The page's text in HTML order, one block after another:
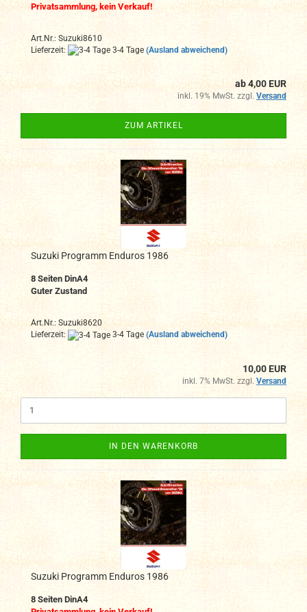
Privatsammlung, kein Verkauf!
Art.Nr.: Suzuki8610
Lieferzeit:
3-4 Tage (Ausland abweichend)
ab 4,00 EUR
inkl. 19% MwSt. zzgl. Versand
ZUM ARTIKEL
Suzuki Programm Enduros 1986
8 Seiten DinA4
Guter Zustand
Art.Nr.: Suzuki8620
Lieferzeit:
3-4 Tage (Ausland abweichend)
10,00 EUR
inkl. 7% MwSt. zzgl. Versand
IN DEN WARENKORB
Suzuki Programm Enduros 1986
8 Seiten DinA4